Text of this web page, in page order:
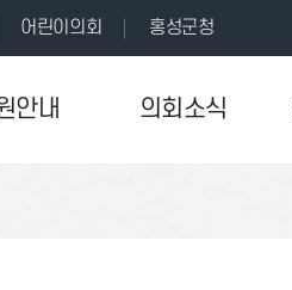
어린이의회 홍성군청
안내 의회소식